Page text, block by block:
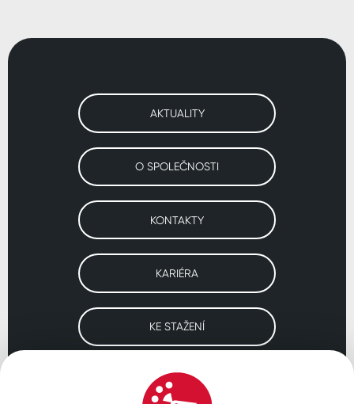
AKTUALITY
O SPOLEČNOSTI
KONTAKTY
KARIÉRA
KE STAŽENÍ
Navštivte naše pobočky